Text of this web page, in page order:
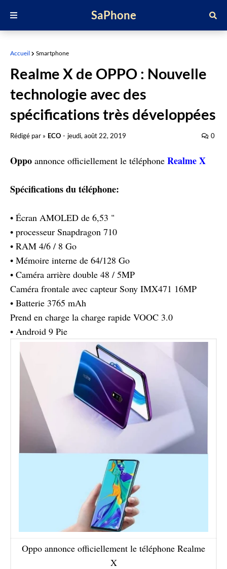
SaPhone
Accueil Smartphone
Realme X de OPPO : Nouvelle
technologie avec des
spécifications très développées
Rédigé par » ECO - jeudi, août 22, 2019 0
Oppo annonce officiellement le téléphone Realme X
Spécifications du téléphone:
• Écran AMOLED de 6,53 "
• processeur Snapdragon 710
• RAM 4/6 / 8 Go
• Mémoire interne de 64/128 Go
• Caméra arrière double 48 / 5MP
Caméra frontale avec capteur Sony IMX471 16MP
• Batterie 3765 mAh
Prend en charge la charge rapide VOOC 3.0
• Android 9 Pie
Oppo annonce officiellement le téléphone Realme
X